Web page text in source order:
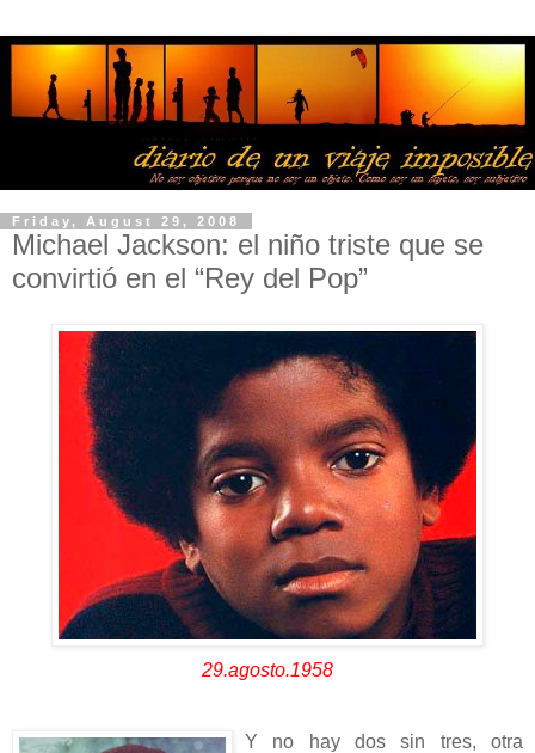
Friday, August 29, 2008
Michael Jackson: el niño triste que se
convirtió en el “Rey del Pop”
29.agosto.1958
Y no hay dos sin tres, otra